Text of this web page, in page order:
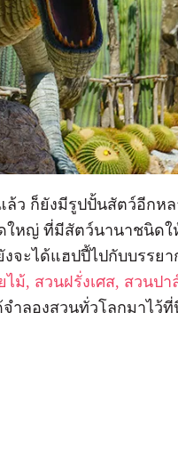
ล้ว ก็ยังมีรูปปั้นสัตว์อีกหล
ใหญ่ ที่มีสัตว์นานาชนิดใ
ะได้แฮปปี้ไปกับบรรยา
ไม้, สวนฝรั่งเศส, สวนปา
ำลองสวนทั่วโลกมาไว้ที่